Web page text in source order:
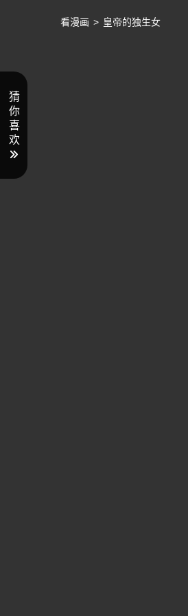
看漫画 > 皇帝的独生女
猜
你
喜
欢